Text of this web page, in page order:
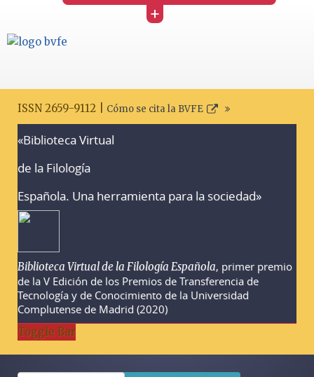
+
ISSN 2659-9112 | Cómo se cita la BVFE
«Biblioteca Virtual
de la Filología
Española. Una herramienta para la sociedad»
Biblioteca Virtual de la Filología Española, primer premio
de la V Edición de los Premios de Transferencia de
Tecnología y de Conocimiento de la Universidad
Complutense de Madrid (2020)
Toggle Bar